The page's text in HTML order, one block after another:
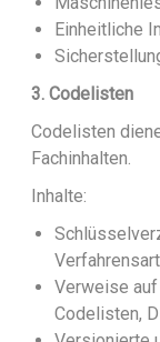
Einheitliche
3. Codelisten
Codelisten
Fachinhalten.
Inhalte:
Verweise
Codelisten,